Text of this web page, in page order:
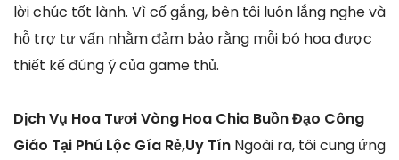
lời chúc tốt lành. Vì cố gắng, bên tôi luôn lắng nghe và
hỗ trợ tư vấn nhằm đảm bảo rằng mỗi bó hoa được
thiết kế đúng ý của game thủ.
Dịch Vụ Hoa Tươi Vòng Hoa Chia Buồn Đạo Công
Giáo Tại Phú Lộc Gía Rẻ,Uy Tín Ngoài ra, tôi cung ứng